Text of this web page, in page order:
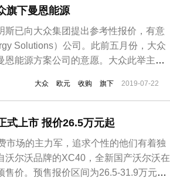
旗下曼恩能源
已向大众集团提出参考性报价，有意
Solutions）公司。此前五月份，大众
能源方案公司的意愿。大众此举主要
巴士、摩托车和电动自行车等业务；在
大众 欧元 收购 旗下 2019-07-22
式上市 报价26.5万元起
市场的主力军，追求个性的他们有着独
尔沃品牌的XC40，全新国产沃尔沃在
价。预售报价区间为26.5-31.9万元。